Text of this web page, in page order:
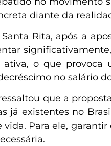
diante da
Rita, após a
o que provoca
no salário
que a
já existentes no
Para ele,